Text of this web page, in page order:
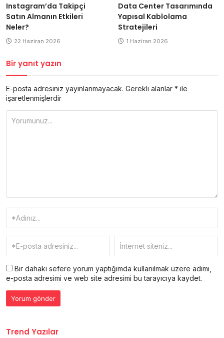
Instagram’da Takipçi
Satın Almanın Etkileri
Neler?
22 Haziran 2026
Data Center Tasarımında
Yapısal Kablolama
Stratejileri
1 Haziran 2026
Bir yanıt yazın
E-posta adresiniz yayınlanmayacak. Gerekli alanlar * ile
işaretlenmişlerdir
Bir dahaki sefere yorum yaptığımda kullanılmak üzere adımı,
e-posta adresimi ve web site adresimi bu tarayıcıya kaydet.
Trend Yazılar